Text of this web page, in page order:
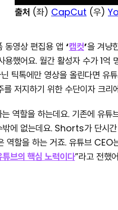
출처 (좌) CapCut (우)
동영상 편집용 앱 ‘캡컷’을 겨냥
했어요. 월간 활성자 수가 1
틱톡에만 영상을 올린다면 유
저지하기 위한 수단이자 크
역할을 하는데요. 기존에 유튜
에 없는데요. Shorts가 단시
역할을 하는 거죠. 유튜브 CEO
브의 핵심 노력이다”라고 전했